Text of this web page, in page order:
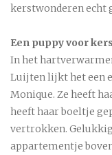
kerstwonderen echt
Een puppy voor
In het
Luijten lijkt het een
Monique. Ze heeft
heeft haar boeltje
vertrokken.
appartementje